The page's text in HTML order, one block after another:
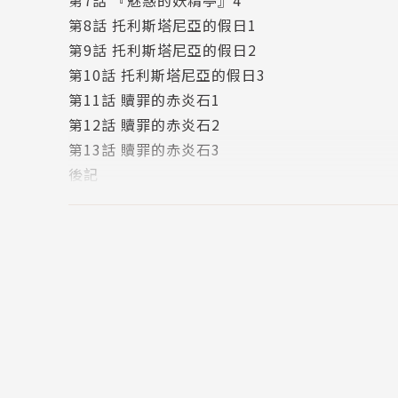
第8話 托利斯塔尼亞的假日1
第9話 托利斯塔尼亞的假日2
第10話 托利斯塔尼亞的假日3
第11話 贖罪的赤炎石1
第12話 贖罪的赤炎石2
第13話 贖罪的赤炎石3
後記